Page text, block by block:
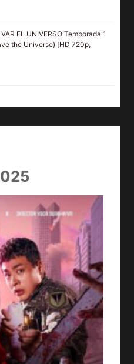
EL UNIVERSO Temporada 1
the Universe) [HD 720p,